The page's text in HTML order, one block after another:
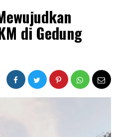
di Gedung